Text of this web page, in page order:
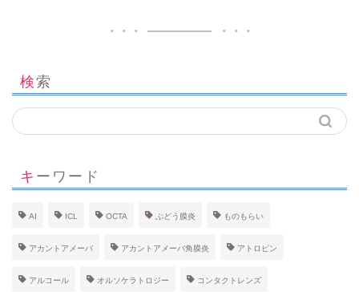
検索
キーワード
AI ICL OCTA ぶどう膜炎 ものもらい
アカントアメーバ アカントアメーバ角膜炎 アトロピン
アルコール オルソケラトロジー コンタクトレンズ